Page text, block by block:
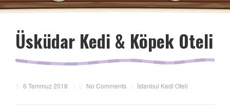
Üsküdar Kedi & Köpek Oteli
6 Temmuz 2018 No Comments İstanbul Kedi Oteli